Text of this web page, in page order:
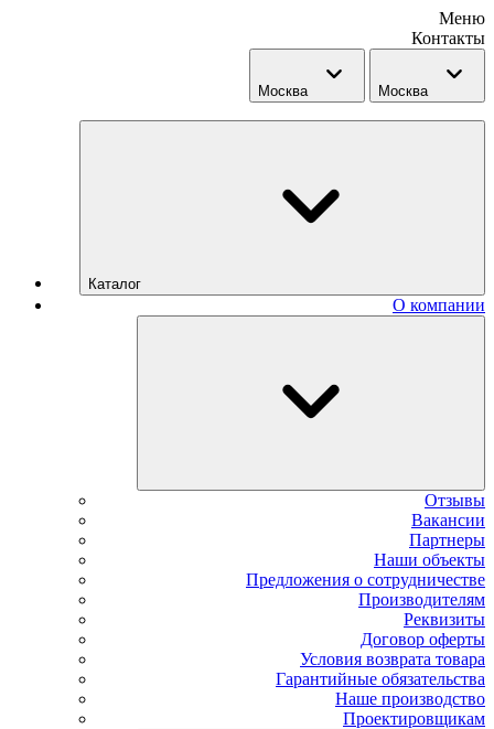
Меню
Контакты
Москва Москва
Каталог
О компании
Отзывы
Вакансии
Партнеры
Наши объекты
Предложения о сотрудничестве
Производителям
Реквизиты
Договор оферты
Условия возврата товара
Гарантийные обязательства
Наше производство
Проектировщикам